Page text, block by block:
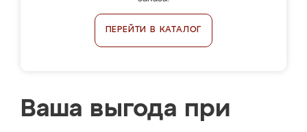
ПЕРЕЙТИ В КАТАЛОГ
Ваша выгода при